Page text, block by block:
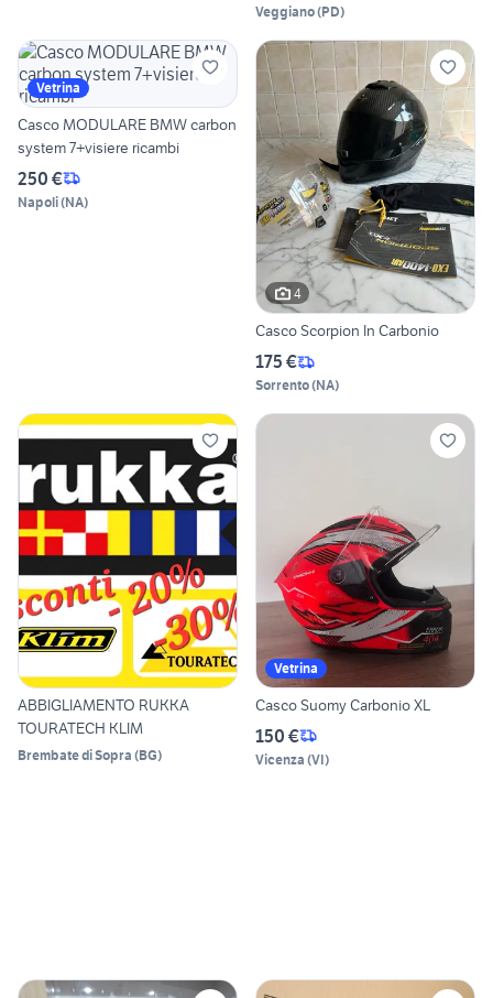
Veggiano(PD)
Vetrina
Casco MODULARE BMW carbon
system 7+visiere ricambi
250 €
Napoli(NA)
4
Casco Scorpion In Carbonio
175 €
Sorrento(NA)
ABBIGLIAMENTO RUKKA
TOURATECH KLIM
Brembate di Sopra (BG)
Vetrina
Casco Suomy Carbonio XL
150 €
Vicenza (VI)